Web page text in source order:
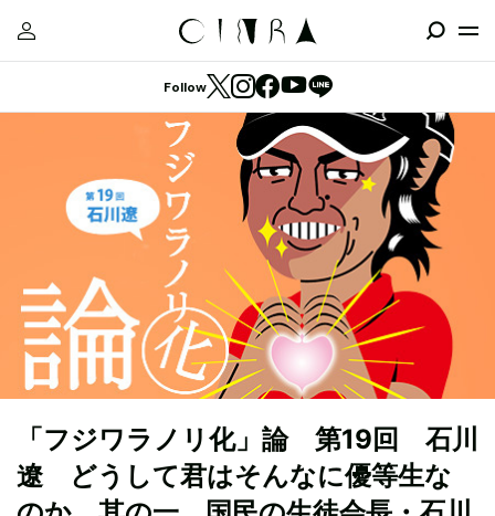
Follow
「フジワラノリ化」論 第19回 石川
遼 どうして君はそんなに優等生な